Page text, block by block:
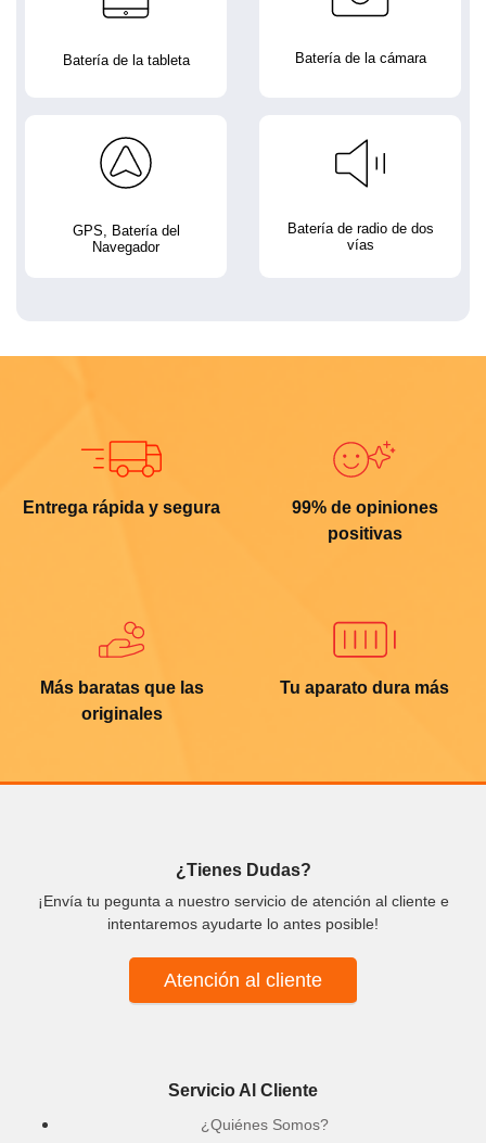
Batería de la tableta Batería de la cámara
GPS, Batería del
Navegador
Batería de radio de dos
vías
Entrega rápida y segura
99% de opiniones
positivas
Más baratas que las
originales
Tu aparato dura más
¿Tienes Dudas?
¡Envía tu pegunta a nuestro servicio de atención al cliente e
intentaremos ayudarte lo antes posible!
Atención al cliente
Servicio Al Cliente
¿Quiénes Somos?